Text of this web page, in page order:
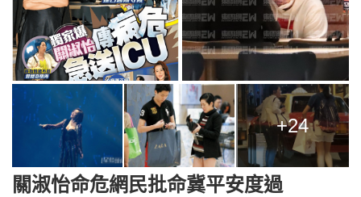
+24
關淑怡命危網民批命冀平安度過